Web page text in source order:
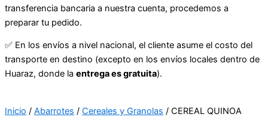
transferencia bancaria a nuestra cuenta, procedemos a
preparar tu pedido.
✅ En los envíos a nivel nacional, el cliente asume el costo del
transporte en destino (excepto en los envíos locales dentro de
Huaraz, donde la entrega es gratuita).
Inicio / Abarrotes / Cereales y Granolas / CEREAL QUINOA